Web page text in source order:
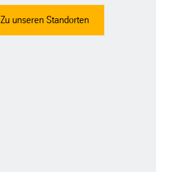
Zu unseren Standorten